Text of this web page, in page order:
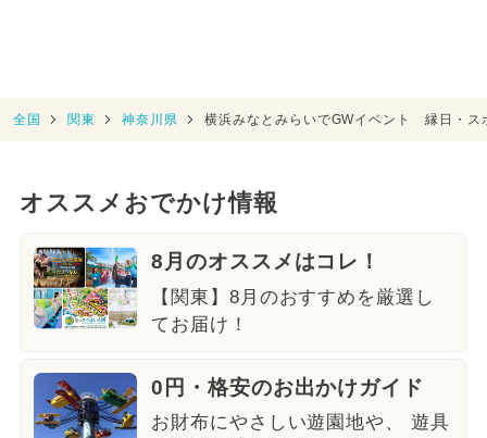
全国 関東 神奈川県 横浜みなとみらいでGWイベント 縁日・ス
オススメおでかけ情報
8月のオススメはコレ！
【関東】8月のおすすめを厳選し
てお届け！
0円・格安のお出かけガイド
お財布にやさしい遊園地や、 遊具